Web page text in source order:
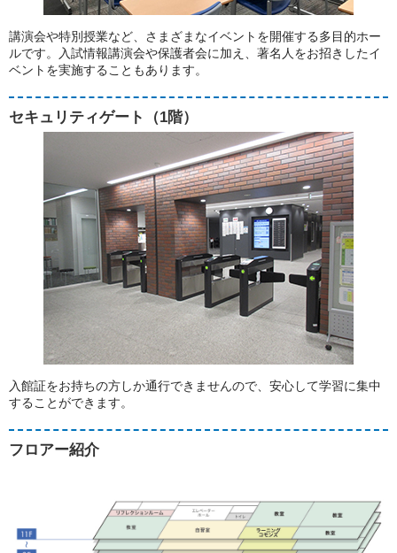
講演会や特別授業など、さまざまなイベントを開催する多目的ホー
ルです。入試情報講演会や保護者会に加え、著名人をお招きしたイ
ベントを実施することもあります。
セキュリティゲート（1階）
入館証をお持ちの方しか通行できませんので、安心して学習に集中
することができます。
フロアー紹介